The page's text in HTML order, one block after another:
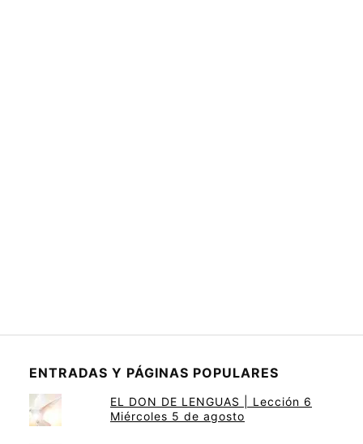
ENTRADAS Y PÁGINAS POPULARES
EL DON DE LENGUAS | Lección 6
Miércoles 5 de agosto